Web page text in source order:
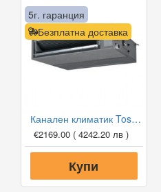
Безплатна доставка
5г. гаранция
Канален климатик Toshiba RAV-RM301SDT-E/RAV-GM301ATP-E Digital Inverter, 9 000 BTU, Клас А++
€2169.00 ( 4242.20 лв )
Купи